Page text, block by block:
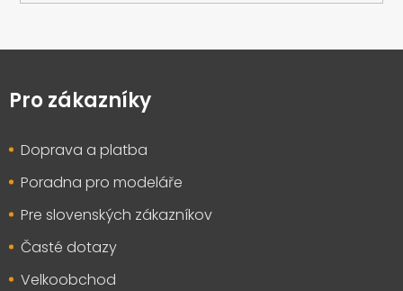
Z
pPro zákazníky
Doprava a platba
Poradna pro modeláře
Pre slovenských zákazníkov
Časté dotazy
Velkoobchod